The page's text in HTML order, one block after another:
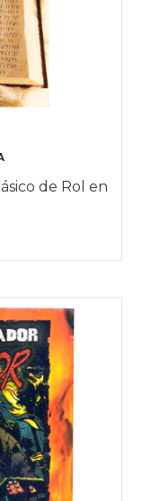
de Rol en